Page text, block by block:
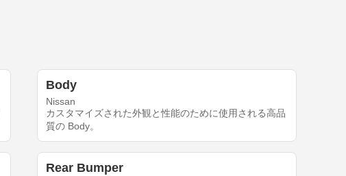
Body
Nissan
カスタマイズされた外観と性能のために使用される高品
質の Body。
Rear Bumper